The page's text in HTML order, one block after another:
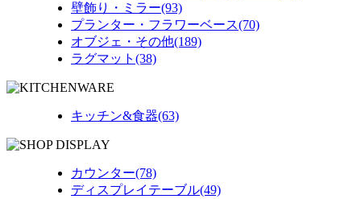
壁飾り・ミラー(93)
プランター・フラワーベース(70)
オブジェ・その他(189)
ラグマット(38)
キッチン&食器(63)
カウンター(78)
ディスプレイテーブル(49)